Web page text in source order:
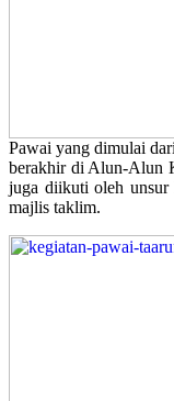
Pawai yang dimulai
berakhir di Alun-Alun
juga diikuti oleh unsur
majlis taklim.